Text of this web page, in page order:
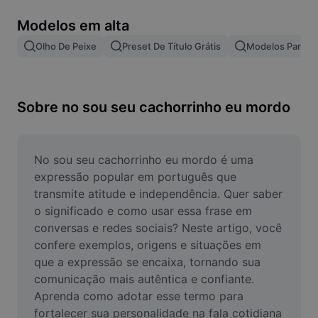
Mesclar imagens
Redimensionar Imagem
Criador de Memes
AI Text Remover
AI People Remover
AI Inpainting
Face Cutout
Modelos em alta
Olho De Peixe Preset De Título Grátis Modelos Para
Sobre no sou seu cachorrinho eu mordo
No sou seu cachorrinho eu mordo é uma
expressão popular em português que
transmite atitude e independência. Quer saber
o significado e como usar essa frase em
conversas e redes sociais? Neste artigo, você
confere exemplos, origens e situações em
que a expressão se encaixa, tornando sua
comunicação mais autêntica e confiante.
Aprenda como adotar esse termo para
fortalecer sua personalidade na fala cotidiana